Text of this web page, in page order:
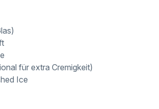
für extra Cremigkeit)
Ice